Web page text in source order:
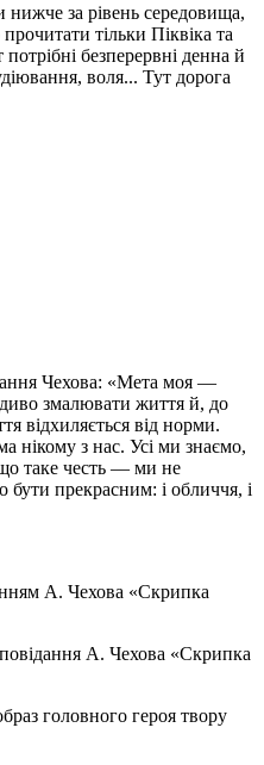
за рівень середовища,
тільки Піквіка та
безперервні денна й
воля... Тут дорога
Чехова: «Мета моя —
змалювати життя й, до
відхиляється від норми.
нікому з нас. Усі ми знаємо,
таке честь — ми не
прекрасним: і обличчя, і
А. Чехова «Скрипка
А. Чехова «Скрипка
головного героя твору